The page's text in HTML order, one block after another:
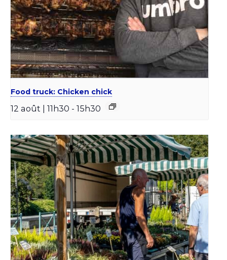
Food truck: Chicken chick
12 août | 11h30 - 15h30